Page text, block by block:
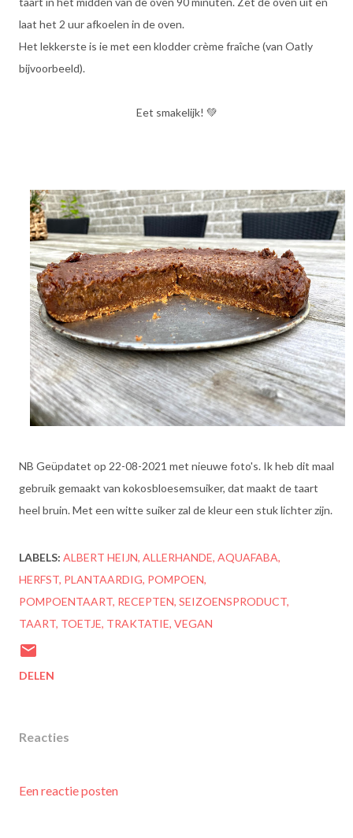
laat het 2 uur afkoelen in de oven.
Het lekkerste is ie met een klodder crème fraîche (van Oatly
bijvoorbeeld).
Eet smakelijk! 💚
NB Geüpdatet op 22-08-2021 met nieuwe foto's. Ik heb dit maal
gebruik gemaakt van kokosbloesemsuiker, dat maakt de taart
heel bruin. Met een witte suiker zal de kleur een stuk lichter zijn.
LABELS: ALBERT HEIJN ALLERHANDE AQUAFABA
HERFST PLANTAARDIG POMPOEN
POMPOENTAART RECEPTEN SEIZOENSPRODUCT
TAART TOETJE TRAKTATIE VEGAN
DELEN
Reacties
Een reactie posten